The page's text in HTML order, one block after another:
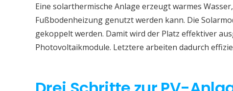
Eine solarthermische Anlage erzeugt warmes
Fußbodenheizung genutzt werden kann. Die
gekoppelt werden. Damit wird der Platz effektiver
Photovoltaikmodule. Letztere arbeiten dadurch